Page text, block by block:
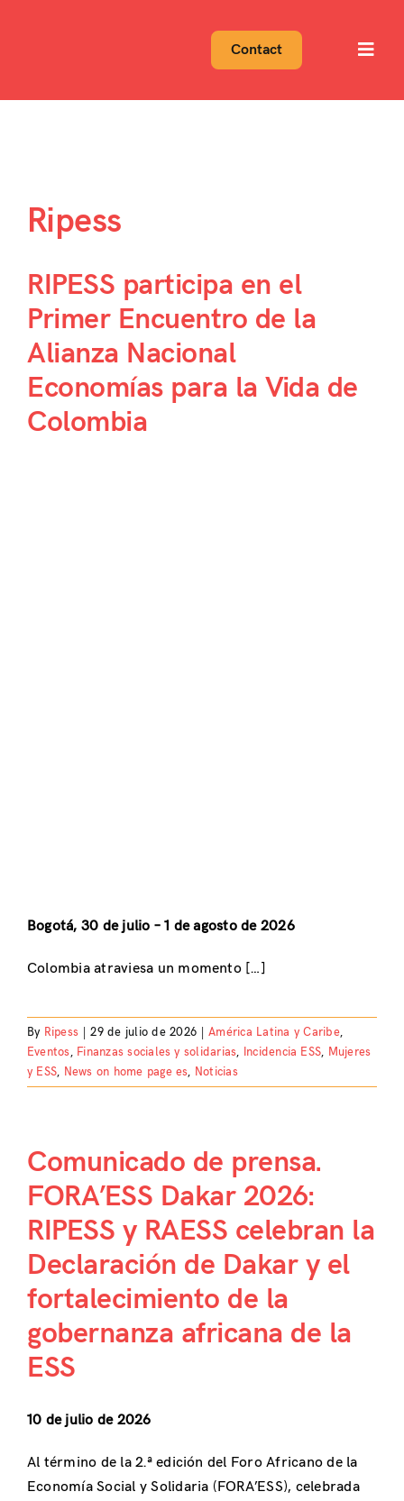
Contact
Ripess
RIPESS participa en el
Primer Encuentro de la
Alianza Nacional
Economías para la Vida de
Colombia
Bogotá, 30 de julio – 1 de agosto de 2026
Colombia atraviesa un momento […]
By Ripess 29 de julio de 2026 América Latina y Caribe,
Eventos, Finanzas sociales y solidarias, Incidencia ESS, Mujeres
y ESS, News on home page es, Noticias
Comunicado de prensa.
FORA’ESS Dakar 2026:
RIPESS y RAESS celebran la
Declaración de Dakar y el
fortalecimiento de la
gobernanza africana de la
ESS
10 de julio de 2026
Al término de la 2.ª edición del Foro Africano de la
Economía Social y Solidaria (FORA’ESS), celebrada